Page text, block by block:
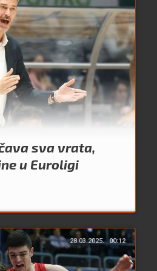
sva vrata,
u Euroligi
28.03.2025. 00:12